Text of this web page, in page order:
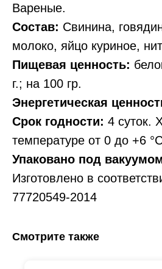
Вареные.
Состав: Свинина,
молоко, яйцо куриное,
Пищевая ценность:
г.; на 100 гр.
Энергетическая
Срок годности: 4 суток.
температуре от 0 до +6
Упаковано под
Изготовлено в
77720549-2014
Смотрите также